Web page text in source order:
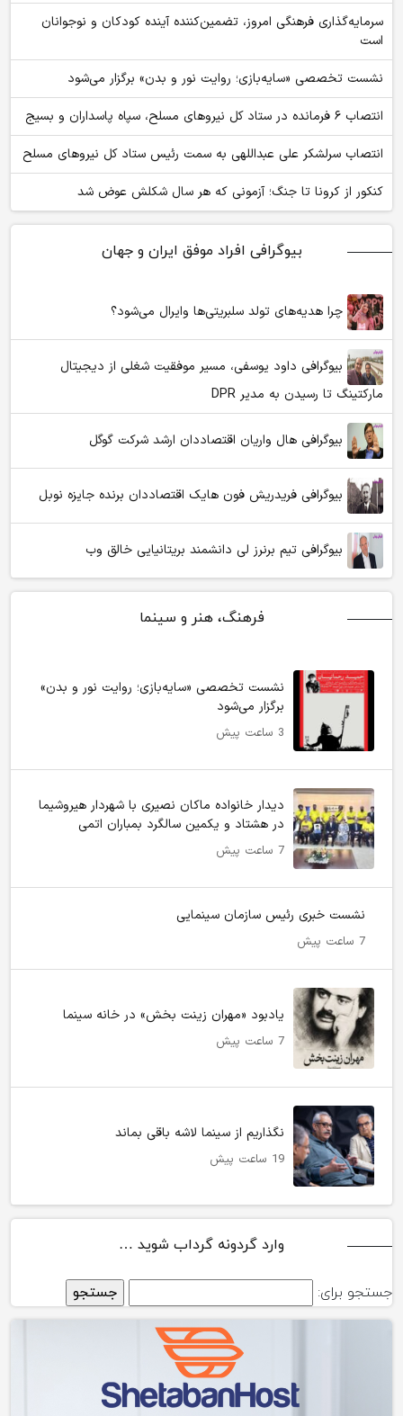
سرمایه‌گذاری فرهنگی امروز، تضمین‌کننده آینده کودکان و نوجوانان
است
نشست تخصصی «سایه‌بازی؛ روایت نور و بدن» برگزار می‌شود
انتصاب ۶ فرمانده در ستاد کل نیروهای مسلح، سپاه پاسداران و بسیج
انتصاب سرلشکر علی عبداللهی به سمت رئیس ستاد کل نیروهای مسلح
کنکور از کرونا تا جنگ؛ آزمونی که هر سال شکلش عوض شد
بیوگرافی افراد موفق ایران و جهان
چرا هدیه‌های تولد سلبریتی‌ها وایرال می‌شود؟
بیوگرافی داود یوسفی، مسیر موفقیت شغلی از دیجیتال
مارکتینگ تا رسیدن به مدیر DPR
بیوگرافی هال واریان اقتصاددان ارشد شرکت گوگل
بیوگرافی فریدریش فون هایک اقتصاددان برنده جایزه نوبل
بیوگرافی تیم برنرز لی دانشمند بریتانیایی خالق وب
فرهنگ، هنر و سینما
نشست تخصصی «سایه‌بازی؛ روایت نور و بدن»
برگزار می‌شود
3 ساعت پیش
دیدار خانواده ماکان نصیری با شهردار هیروشیما
در هشتاد و یکمین سالگرد بمباران اتمی
7 ساعت پیش
نشست خبری رئیس سازمان سینمایی
7 ساعت پیش
یادبود «مهران زینت بخش» در خانه سینما
7 ساعت پیش
نگذاریم از سینما لاشه باقی بماند
19 ساعت پیش
وارد گردونه گرداب شوید …
جستجو برای: